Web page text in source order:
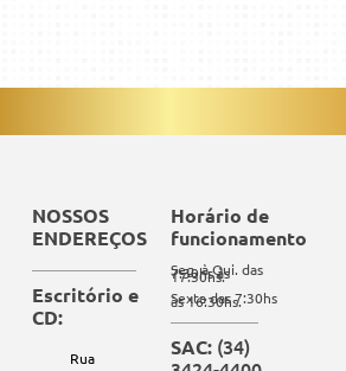
NOSSOS
ENDEREÇOS
Escritório e
CD:
Rua
Horário de
funcionamento
Seg. à Qui. das
7:30hs às
17:30hs.
Sexta das 7:30hs
às 16:30hs.
SAC: (34)